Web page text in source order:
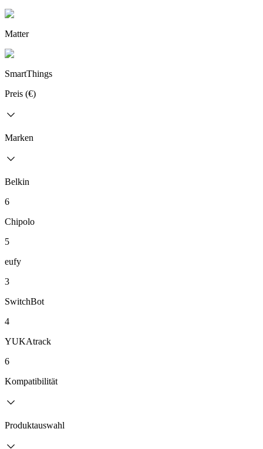
Matter
SmartThings
Preis (€)
Marken
Belkin
6
Chipolo
5
eufy
3
SwitchBot
4
YUKAtrack
6
Kompatibilität
Produktauswahl